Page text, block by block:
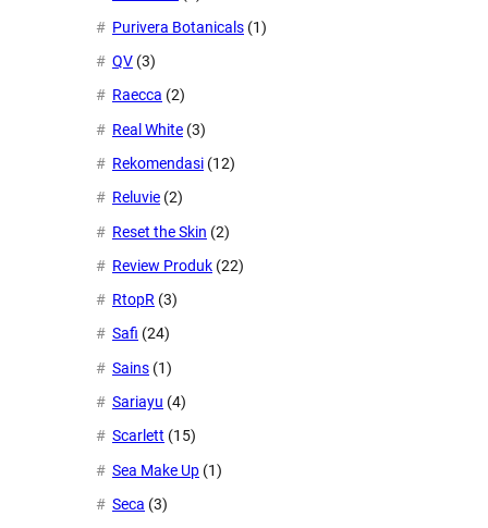
Purivera Botanicals (1)
QV (3)
Raecca (2)
Real White (3)
Rekomendasi (12)
Reluvie (2)
Reset the Skin (2)
Review Produk (22)
RtopR (3)
Safi (24)
Sains (1)
Sariayu (4)
Scarlett (15)
Sea Make Up (1)
Seca (3)